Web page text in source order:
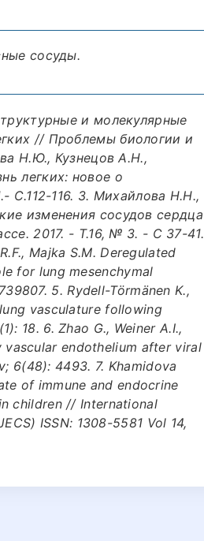
сосуды.
и молекулярные
// Проблемы биологии и
Н.Ю., Кузнецов А.Н.,
легких: новое о
C.112-116. 3. Михайлова Н.Н.,
изменения сосудов сердца
2017. - T.16, № 3. - С 37-41.
Majka S.M. Deregulated
for lung mesenchymal
5. Rydell-Törmänen K.,
vasculature following
18. 6. Zhao G., Weiner A.I.,
vascular endothelium after viral
6(48): 4493. 7. Khamidova
of immune and endocrine
children // International
ISSN: 1308-5581 Vol 14,